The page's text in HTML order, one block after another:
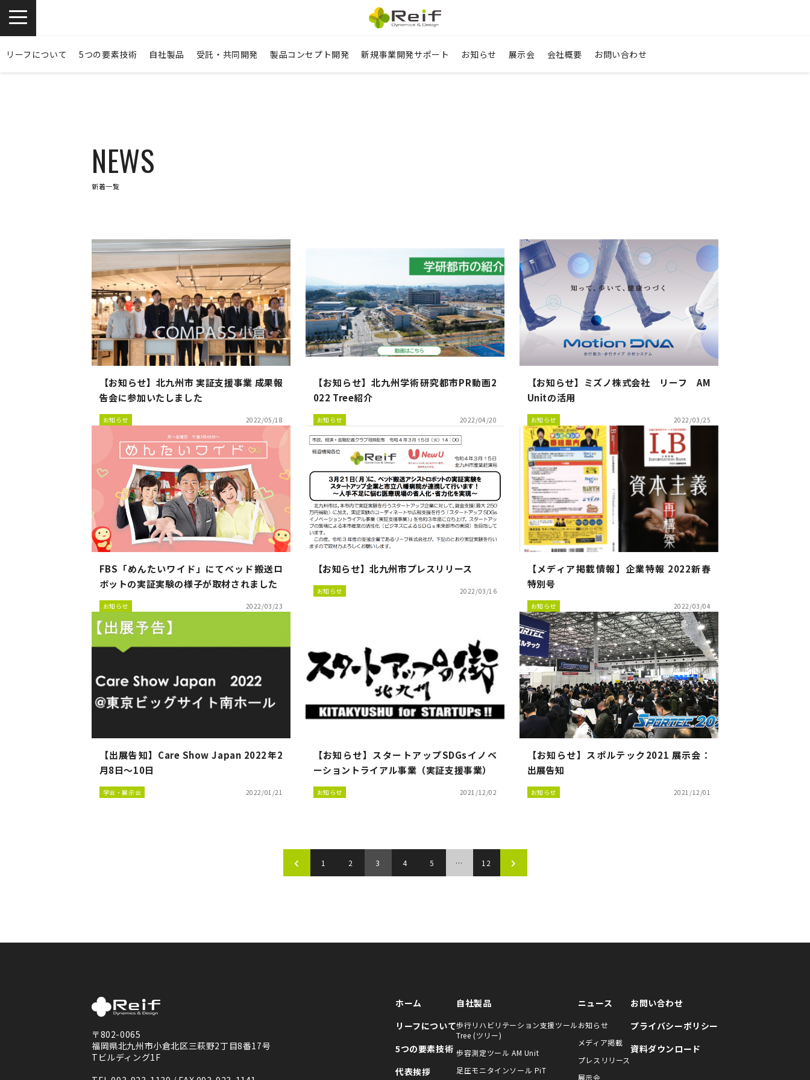
リーフについて 5つの要素技術 自社製品 受託・共同開発 製品コンセプト開発 新規事業開発サポート お知らせ 展示会 会社概要 お問い合わせ
NEWS
新着一覧
【お知らせ】北九州市 実証支援事業 成果報
告会に参加いたしました
お知らせ 2022/05/18
【お知らせ】北九州学術研究都市PR動画2
022 Tree紹介
お知らせ 2022/04/20
【お知らせ】ミズノ株式会社 リーフ AM
Unitの活用
お知らせ 2022/03/25
FBS「めんたいワイド」にてベッド搬送ロ
ボットの実証実験の様子が取材されました
お知らせ 2022/03/23
【お知らせ】北九州市プレスリリース
お知らせ 2022/03/16
【メディア掲載情報】企業特報 2022新春
特別号
お知らせ 2022/03/04
【出展告知】Care Show Japan 2022年2
月8日～10日
学会・展示会 2022/01/21
【お知らせ】スタートアップSDGsイノベ
ーショントライアル事業（実証支援事業）
お知らせ 2021/12/02
【お知らせ】スポルテック2021 展示会：
出展告知
お知らせ 2021/12/01
1 2 3 4 5 … 12
〒802-0065
福岡県北九州市小倉北区三萩野2丁目8番17号
Tビルディング1F
ホーム
リーフについて
5つの要素技術
代表挨拶
自社製品
歩行リハビリテーション支援ツール
Tree (ツリー)
歩容測定ツール AM Unit
足圧モニタインソール PiT
ニュース
お知らせ
メディア掲載
プレスリリース
展示会
お問い合わせ
プライバシーポリシー
資料ダウンロード